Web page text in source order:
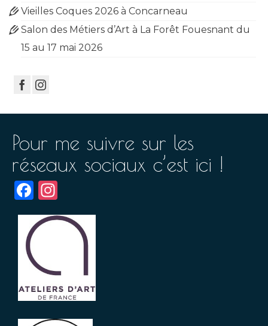
Vieilles Coques 2026 à Concarneau
Salon des Métiers d’Art à La Forêt Fouesnant du
15 au 17 mai 2026
Pour me suivre sur les
réseaux sociaux c’est ici !
Facebook